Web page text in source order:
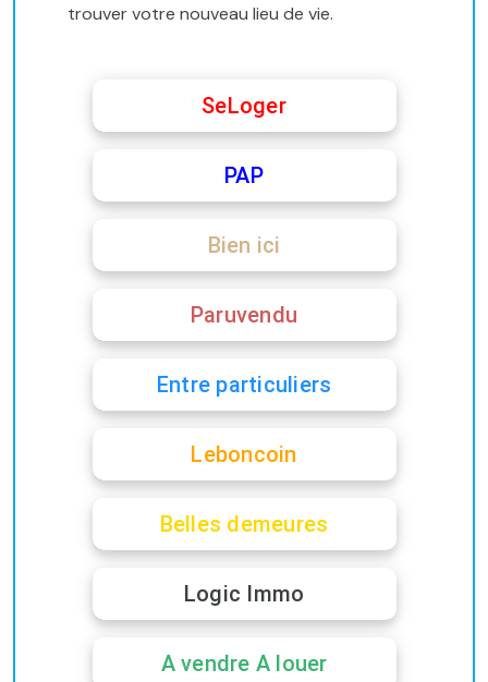
trouver votre nouveau lieu de vie.
SeLoger
PAP
Bien ici
Paruvendu
Entre particuliers
Leboncoin
Belles demeures
Logic Immo
A vendre A louer